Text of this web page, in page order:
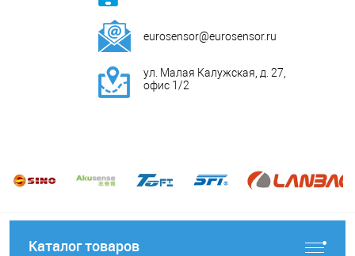
eurosensor@eurosensor.ru
ул. Малая Калужская, д. 27,
офис 1/2
Каталог товаров